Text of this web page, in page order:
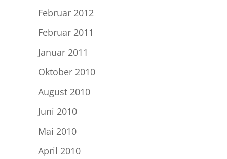
Februar 2012
Februar 2011
Januar 2011
Oktober 2010
August 2010
Juni 2010
Mai 2010
April 2010